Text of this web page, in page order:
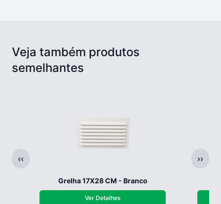
Veja também produtos
semelhantes
‹‹ ››
Grelha 17X28 CM - Branco
Ver Detalhes